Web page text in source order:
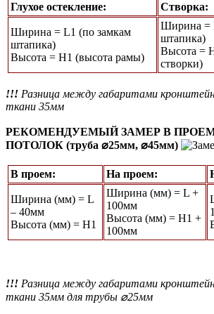
Глухое остекление: Створка:
Ширина = L1 (по замкам
штапика)
Высота = Н1 (высота рамы)
Ширина =
штапика)
Высота =
створки)
!!! Разница между габаритами
ткани 35мм
РЕКОМЕНДУЕМЫЙ ЗАМЕР В
ПОТОЛОК (труба ⌀25мм, ⌀45мм)
В проем: На проем:
Ширина (мм) = L
– 40мм
Высота (мм) = Н1
Ширина (мм) = L +
100мм
Высота (мм) = Н1 +
100мм
!!! Разница между габаритами
ткани 35мм для трубы ⌀25мм